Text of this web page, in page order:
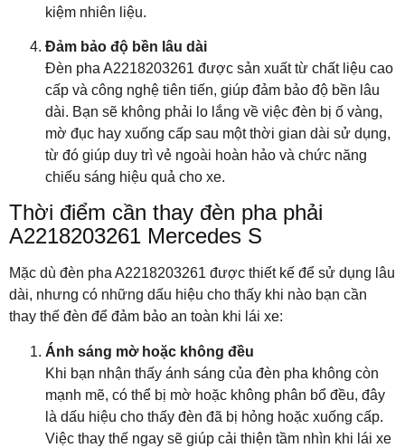
kiệm nhiên liệu.
Đảm bảo độ bền lâu dài
Đèn pha A2218203261 được sản xuất từ chất liệu cao
cấp và công nghệ tiên tiến, giúp đảm bảo độ bền lâu
dài. Bạn sẽ không phải lo lắng về việc đèn bị ố vàng,
mờ đục hay xuống cấp sau một thời gian dài sử dụng,
từ đó giúp duy trì vẻ ngoài hoàn hảo và chức năng
chiếu sáng hiệu quả cho xe.
Thời điểm cần thay đèn pha phải
A2218203261 Mercedes S
Mặc dù đèn pha A2218203261 được thiết kế để sử dụng lâu
dài, nhưng có những dấu hiệu cho thấy khi nào bạn cần
thay thế đèn để đảm bảo an toàn khi lái xe:
Ánh sáng mờ hoặc không đều
Khi bạn nhận thấy ánh sáng của đèn pha không còn
mạnh mẽ, có thể bị mờ hoặc không phân bổ đều, đây
là dấu hiệu cho thấy đèn đã bị hỏng hoặc xuống cấp.
Việc thay thế ngay sẽ giúp cải thiện tầm nhìn khi lái xe